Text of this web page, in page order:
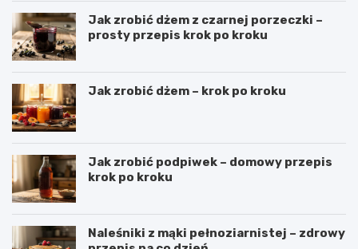
Jak zrobić dżem z czarnej porzeczki –
prosty przepis krok po kroku
Jak zrobić dżem – krok po kroku
Jak zrobić podpiwek – domowy przepis
krok po kroku
Naleśniki z mąki pełnoziarnistej – zdrowy